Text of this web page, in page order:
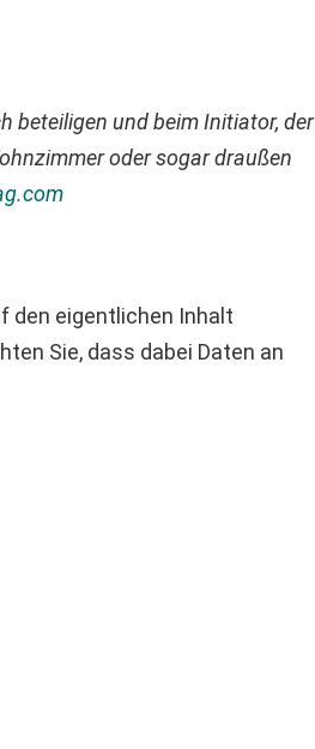
beteiligen und beim Initiator, der
oder sogar draußen
den eigentlichen Inhalt
Sie, dass dabei Daten an